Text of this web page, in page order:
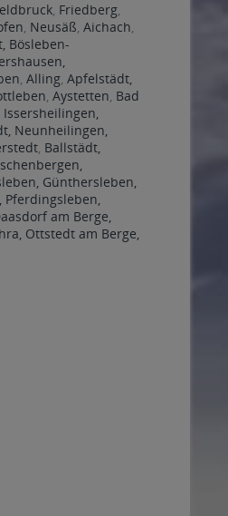
, Friedberg,
, Neusäß,Aichach,
Bösleben-
,Alling,Apfelstädt,
,Aystetten, Bad
Neunheilingen,
, Ballstädt,
Günthersleben,
Pferdingsleben,
am Berge,
Ottstedt am Berge,